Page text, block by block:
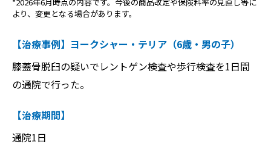
より、変更となる場合があります。
【治療事例】ヨークシャー・テリア（6歳・男の子）
膝蓋骨脱臼の疑いでレントゲン検査や歩行検査を1日間
の通院で行った。
【治療期間】
通院1日